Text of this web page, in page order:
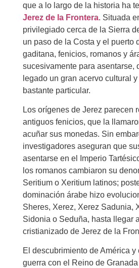
que a lo largo de la historia ha
Jerez de la Frontera. Situada
privilegiado cerca de la Sierra
un paso de la Costa y el puerto
gaditana, fenicios, romanos y
sucesivamente para asentarse,
legado un gran acervo cultural
bastante particular.
Los orígenes de Jerez parecen
antiguos fenicios, que la
acuñar sus monedas. Sin
investigadores aseguran que
asentarse en el Imperio
los romanos cambiaron su
Seritium o Xeritium latinos;
dominación árabe hizo
Sheres, Xerez, Xerez Sadunia,
Sidonia o Seduña, hasta llegar
cristianizado de Jerez de la
El descubrimiento de América y
guerra con el Reino de